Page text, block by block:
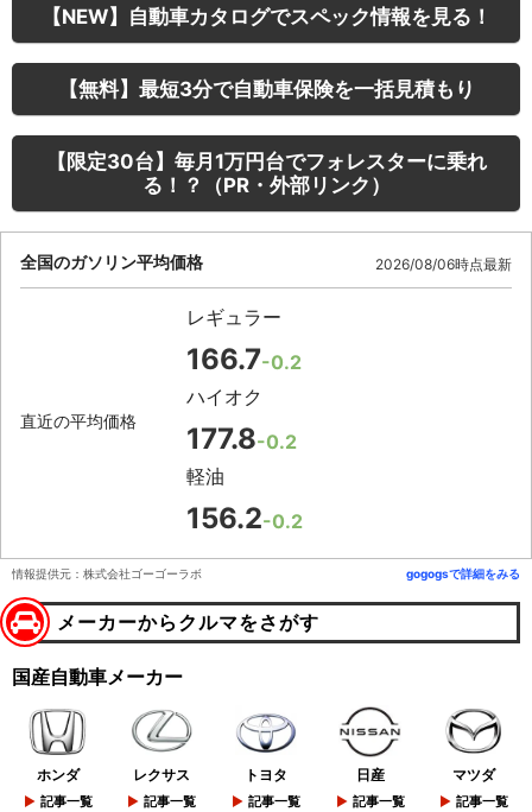
【NEW】自動車カタログでスペック情報を見る！
【無料】最短3分で自動車保険を一括見積もり
【限定30台】毎月1万円台でフォレスターに乗れ
る！？（PR・外部リンク）
全国のガソリン平均価格 2026/08/06時点最新
直近の平均価格
レギュラー
166.7-0.2
ハイオク
177.8-0.2
軽油
156.2-0.2
情報提供元：株式会社ゴーゴーラボ gogogsで詳細をみる
メーカーからクルマをさがす
国産自動車メーカー
ホンダ
記事一覧
レクサス
記事一覧
トヨタ
記事一覧
日産
記事一覧
マツダ
記事一覧